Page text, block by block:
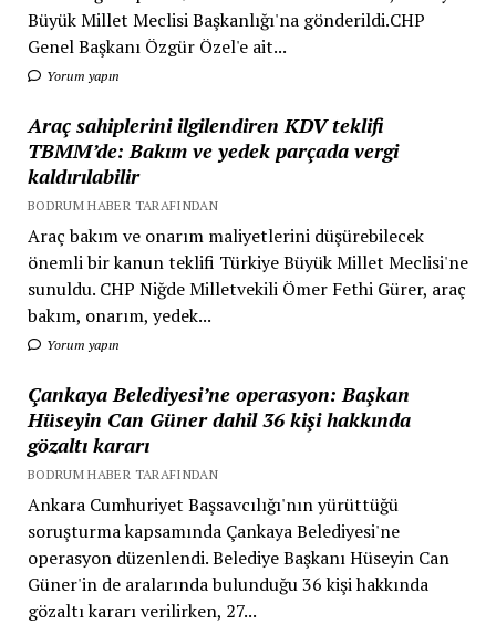
Büyük Millet Meclisi Başkanlığı'na gönderildi.CHP
Genel Başkanı Özgür Özel'e ait...
Yorum yapın
Araç sahiplerini ilgilendiren KDV teklifi
TBMM’de: Bakım ve yedek parçada vergi
kaldırılabilir
BODRUM HABER TARAFINDAN
Araç bakım ve onarım maliyetlerini düşürebilecek
önemli bir kanun teklifi Türkiye Büyük Millet Meclisi'ne
sunuldu. CHP Niğde Milletvekili Ömer Fethi Gürer, araç
bakım, onarım, yedek...
Yorum yapın
Çankaya Belediyesi’ne operasyon: Başkan
Hüseyin Can Güner dahil 36 kişi hakkında
gözaltı kararı
BODRUM HABER TARAFINDAN
Ankara Cumhuriyet Başsavcılığı'nın yürüttüğü
soruşturma kapsamında Çankaya Belediyesi'ne
operasyon düzenlendi. Belediye Başkanı Hüseyin Can
Güner'in de aralarında bulunduğu 36 kişi hakkında
gözaltı kararı verilirken, 27...